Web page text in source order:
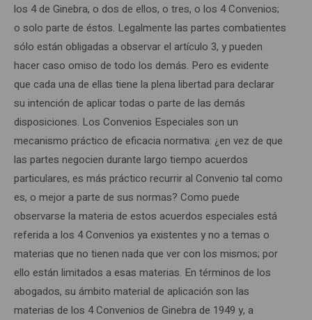
los 4 de Ginebra, o dos de ellos, o tres, o los 4 Convenios;
o solo parte de éstos. Legalmente las partes combatientes
sólo están obligadas a observar el artículo 3, y pueden
hacer caso omiso de todo los demás. Pero es evidente
que cada una de ellas tiene la plena libertad para declarar
su intención de aplicar todas o parte de las demás
disposiciones. Los Convenios Especiales son un
mecanismo práctico de eficacia normativa: ¿en vez de que
las partes negocien durante largo tiempo acuerdos
particulares, es más práctico recurrir al Convenio tal como
es, o mejor a parte de sus normas? Como puede
observarse la materia de estos acuerdos especiales está
referida a los 4 Convenios ya existentes y no a temas o
materias que no tienen nada que ver con los mismos; por
ello están limitados a esas materias. En términos de los
abogados, su ámbito material de aplicación son las
materias de los 4 Convenios de Ginebra de 1949 y, a